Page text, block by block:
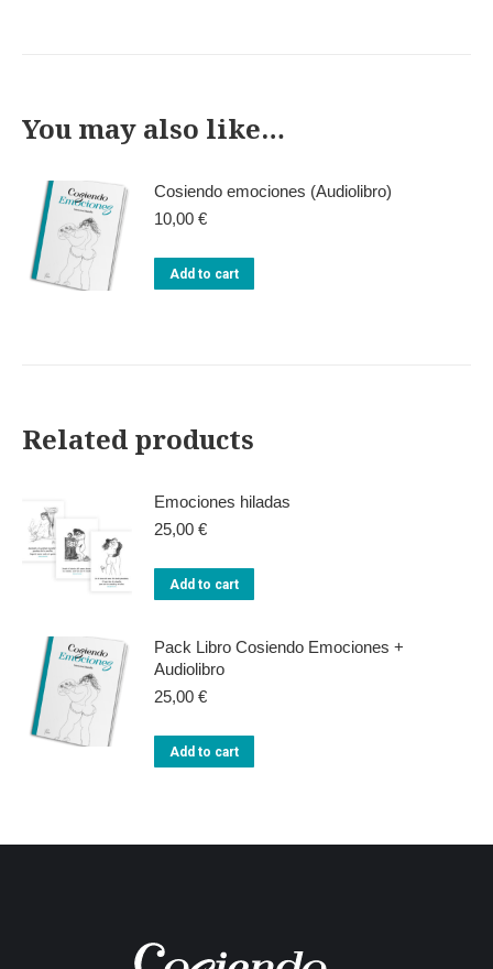
You may also like…
Cosiendo emociones (Audiolibro)
10,00 €
Add to cart
Related products
Emociones hiladas
25,00 €
Add to cart
Pack Libro Cosiendo Emociones +
Audiolibro
25,00 €
Add to cart